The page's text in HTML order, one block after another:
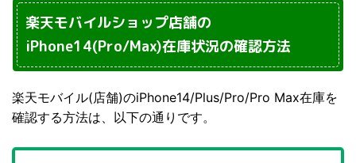
楽天モバイルショップ店舗の
iPhone14(Pro/Max)在庫状況の確認方法
楽天モバイル(店舗)のiPhone14/Plus/Pro/Pro Max在庫を
確認する方法は、以下の通りです。